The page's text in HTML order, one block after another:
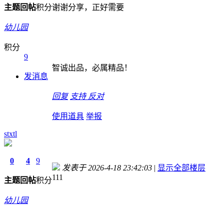
主题回帖积分
幼儿园
积分
9
发消息
谢谢分享，正好需要
智诚出品，必属精品！
回复 支持 反对
使用道具 举报
stxtl
0
主题
4
回帖
9
积分
幼儿园
发表于 2026-4-18 23:42:03 | 显示全部楼层
111